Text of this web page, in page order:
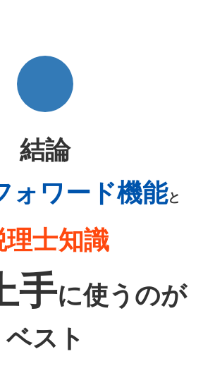
結論
ォワード機能と
理士知識
手に使うのが
ベスト